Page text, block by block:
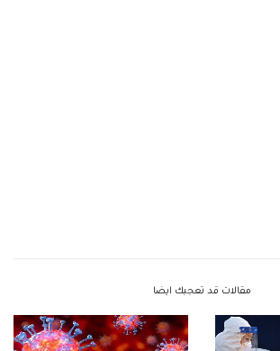
مقالات قد تعجبك ايضا